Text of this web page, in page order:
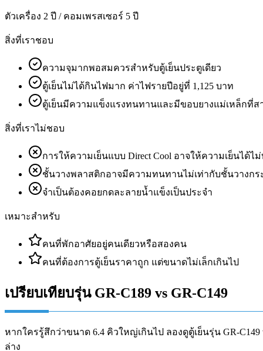
ตัวเครื่อง 2 ปี / คอมเพรสเซอร์ 5 ปี
สิ่งที่เราชอบ
ความจุมากพอสมควรสำหรับตู้เย็นประตูเดียว
ตู้เย็นไม่ได้กินไฟมาก ค่าไฟรายปีอยู่ที่ 1,125 บาท
ตู้เย็นมีความแข็งแรงทนทานและมีขอบยางแม่เหล็กที่
สิ่งที่เราไม่ชอบ
การให้ความเย็นแบบ Direct Cool อาจให้ความเย็นได้ไ
ชั้นวางพลาสติกอาจมีความทนทานไม่เท่ากับชั้นวางกร
จำเป็นต้องคอยกดละลายน้ำแข็งเป็นประจำ
เหมาะสำหรับ
คนที่พักอาศัยอยู่คนเดียวหรือสองคน
คนที่ต้องการตู้เย็นราคาถูก แต่ขนาดไม่เล็กเกินไป
เปรียบเทียบรุ่น GR-C189 vs GR-C149
หากใครรู้สึกว่าขนาด 6.4 คิวใหญ่เกินไป ลองดูตู้เย็นรุ่น GR-
ล่าง